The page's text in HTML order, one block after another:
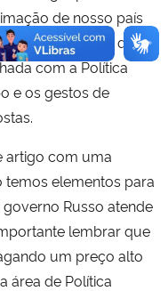
de nosso país
considerar que a
com a Política
e os gestos de
artigo com uma
temos elementos para
Russo atende
lembrar que
um preço alto
área de Política